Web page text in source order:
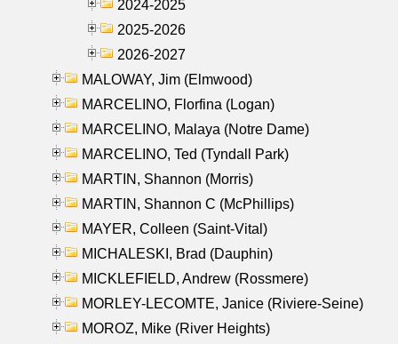
2024-2025
2025-2026
2026-2027
MALOWAY, Jim (Elmwood)
MARCELINO, Florfina (Logan)
MARCELINO, Malaya (Notre Dame)
MARCELINO, Ted (Tyndall Park)
MARTIN, Shannon (Morris)
MARTIN, Shannon C (McPhillips)
MAYER, Colleen (Saint-Vital)
MICHALESKI, Brad (Dauphin)
MICKLEFIELD, Andrew (Rossmere)
MORLEY-LECOMTE, Janice (Riviere-Seine)
MOROZ, Mike (River Heights)